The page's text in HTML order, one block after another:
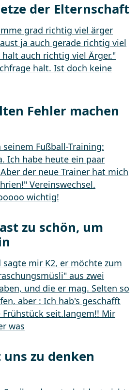
der Elternschaft
Fehler machen
zu schön, um
uns zu denken